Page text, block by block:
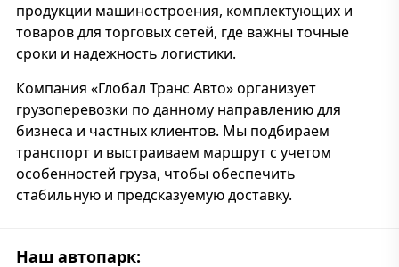
продукции машиностроения, комплектующих и
товаров для торговых сетей, где важны точные
сроки и надежность логистики.
Компания «Глобал Транс Авто» организует
грузоперевозки по данному направлению для
бизнеса и частных клиентов. Мы подбираем
транспорт и выстраиваем маршрут с учетом
особенностей груза, чтобы обеспечить
стабильную и предсказуемую доставку.
Наш автопарк: